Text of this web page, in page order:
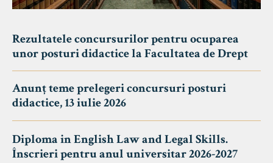
Rezultatele concursurilor pentru ocuparea
unor posturi didactice la Facultatea de Drept
Anunț teme prelegeri concursuri posturi
didactice, 13 iulie 2026
Diploma in English Law and Legal Skills.
Înscrieri pentru anul universitar 2026-2027